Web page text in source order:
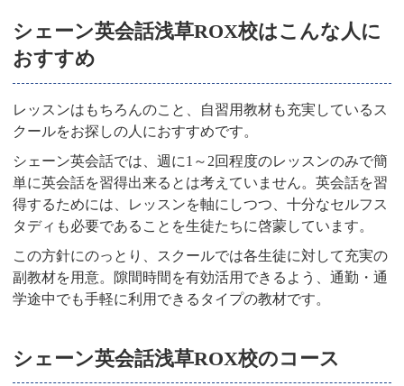
シェーン英会話浅草ROX校はこんな人に
おすすめ
レッスンはもちろんのこと、自習用教材も充実しているス
クールをお探しの人におすすめです。
シェーン英会話では、週に1～2回程度のレッスンのみで簡
単に英会話を習得出来るとは考えていません。英会話を習
得するためには、レッスンを軸にしつつ、十分なセルフス
タディも必要であることを生徒たちに啓蒙しています。
この方針にのっとり、スクールでは各生徒に対して充実の
副教材を用意。隙間時間を有効活用できるよう、通勤・通
学途中でも手軽に利用できるタイプの教材です。
シェーン英会話浅草ROX校のコース